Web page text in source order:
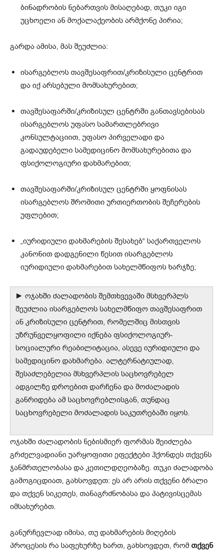
ბინადრობის ნებართვის მისაღებად, თუკი იგი
უცხოელი ან მოქალაქეობის არმქონე პირია;
გარდა ამისა, მას შეუძლია:
ისარგებლოს თავშესაფრით/კრიზისული ცენტრით
და იქ არსებული მომსახურებით;
თავშესაფარში/კრიზისულ ცენტრში განთავსებისას
ისარგებლოს უფასო სამართლებრივი
კონსულტაციით, უფასო პირველადი და
გადაუდებელი სამედიცინო მომსახურებითა და
ფსიქოლოგიური დახმარებით;
თავშესაფარში/კრიზისულ ცენტრში ყოფნისას
ისარგებლოს შრომითი ურთიერთობის შეჩერების
უფლებით;
„იურიდიული დახმარების შესახებ“ საქართველოს
კანონით დადგენილი წესით ისარგებლოს
იურიდიული დახმარებით სახელმწიფოს ხარჯზე;
► ოჯახში ძალადობის შემთხვევაში მსხვერპლს
შეუძლია ისარგებლოს სახელმწიფო თავშესაფრით
ან კრიზისული ცენტრით, რომელშიც მისთვის
უზრუნველყოფილი იქნება ფსიქოლოგიურ-
სოციალური რეაბილიტაცია, ასევე იურიდიული და
სამედიცინო დახმარება. ალტერნატიულად,
შესაძლებელია მსხვერპლის საცხოვრებელ
ადგილზე დროებით დარჩენა და მოძალადის
განრიდება ამ საცხოვრებლისგან, თუნდაც
საცხოვრებელი მოძალადის საკუთრებაში იყოს.
ოჯახში ძალადობის ნებისმიერ ფორმას შეიძლება
გრძელვადიანი უარყოფითი ეფექტები ჰქონდეს თქვენს
ჯანმრთელობასა და კეთილდღეობაზე. თუკი ძალადობა
გამოგიცდიათ, გახსოვდეთ: ეს არ არის თქვენი ბრალი
და თქვენ სიკეთეს, თანაგრძნობასა და პატივისცემას
იმსახურებთ.
განურჩევლად იმისა, თუ დახმარების მიღების
პროცესის რა საფეხურზე ხართ, გახსოვდეთ, რომ თქვენ